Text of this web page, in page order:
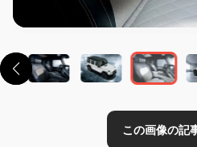
この画像の記事を読む